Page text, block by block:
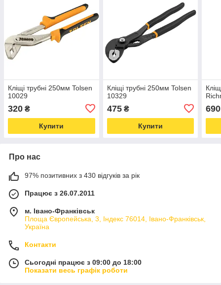
Кліщі трубні 250мм Tolsen
10029
320 ₴
Купити
Кліщі трубні 250мм Tolsen
10329
475₴
Купити
690
Про нас
97% позитивних з 430 відгуків за рік
Працює з 26.07.2011
м. Івано-Франківськ
Площа Європейська, 3, Індекс 76014, Івано-Франківськ,
Україна
Контакти
Сьогодні працює з 09:00 до 18:00
Показати весь графік роботи